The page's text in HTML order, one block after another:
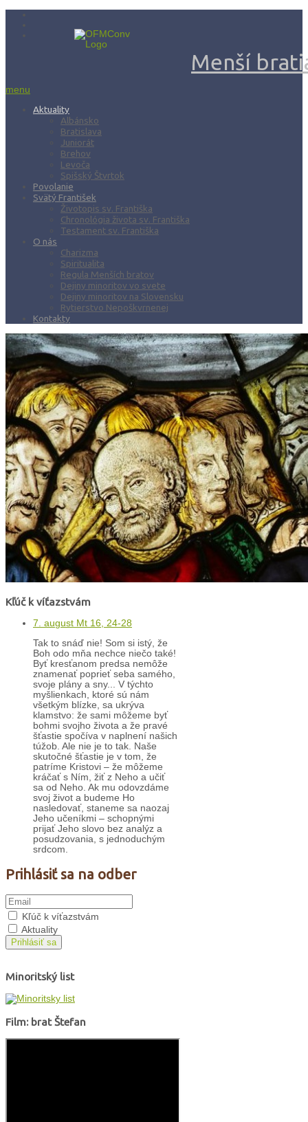
Menší
menu
Aktuality
Albánsko
Bratislava
Juniorát
Brehov
Levoča
Spišský Štvrtok
Povolanie
Svätý František
Životopis sv. Františka
Chronológia života sv. Františka
Testament sv. Františka
O nás
Charizma
Spiritualita
Regula Menších bratov
Dejiny minoritov vo svete
Dejiny minoritov na Slovensku
Rytierstvo Nepoškvrnenej
Kontakty
Kľúč k víťazstvám
7. august Mt 16, 24-28
Tak to snáď nie! Som si istý, že
Boh odo mňa nechce niečo také!
Byť kresťanom predsa nemôže
znamenať poprieť seba samého,
svoje plány a sny... V týchto
myšlienkach, ktoré sú nám
všetkým blízke, sa ukrýva
klamstvo: že sami môžeme byť
bohmi svojho života a že pravé
šťastie spočíva v naplnení našich
túžob. Ale nie je to tak. Naše
skutočné šťastie je v tom, že
patríme Kristovi – že môžeme
kráčať s Ním, žiť z Neho a učiť
sa od Neho. Ak mu odovzdáme
svoj život a budeme Ho
nasledovať, staneme sa naozaj
Jeho učeníkmi – schopnými
prijať Jeho slovo bez analýz a
posudzovania, s jednoduchým
srdcom.
Prihlásiť sa na odber
Kľúč k víťazstvám
Aktuality
Prihlásiť sa
Minoritský list
Film: brat Štefan